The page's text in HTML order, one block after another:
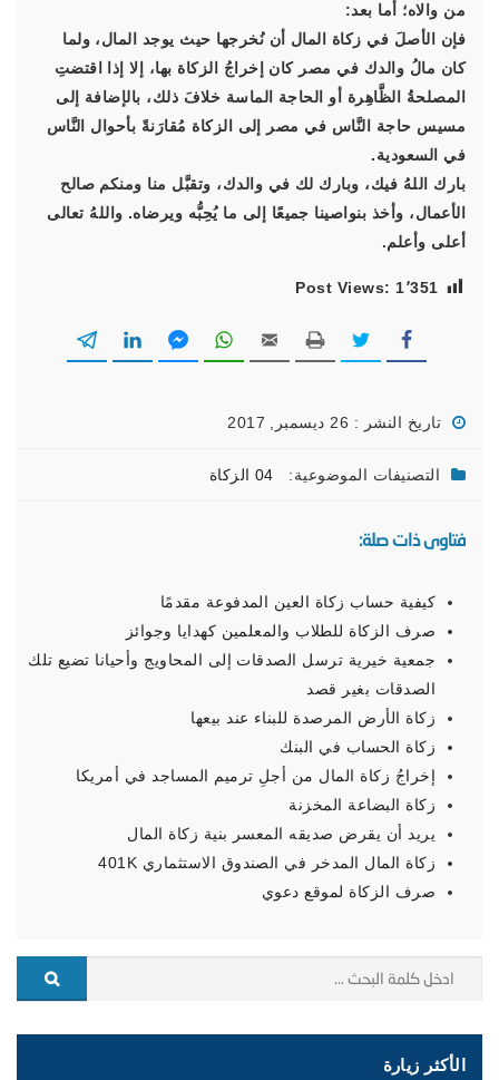
من والاه؛ أما بعد:
فإن الأصلَ في زكاة المال أن نُخرجها حيث يوجد المال، ولما
كان مالُ والدك في مصر كان إخراجُ الزكاة بها، إلا إذا اقتضتِ
المصلحةُ الظَّاهِرة أو الحاجة الماسة خلافَ ذلك، بالإضافة إلى
مسيس حاجة النَّاس في مصر إلى الزكاة مُقارَنةً بأحوال النَّاس
في السعودية.
بارك اللهُ فيك، وبارك لك في والدك، وتقبَّل منا ومنكم صالح
الأعمال، وأخذ بنواصينا جميعًا إلى ما يُحِبُّه ويرضاه. واللهُ تعالى
أعلى وأعلم.
Post Views: 1٬351
تاريخ النشر : 26 ديسمبر, 2017
التصنيفات الموضوعية: 04 الزكاة
فتاوى ذات صلة:
كيفية حساب زكاة العين المدفوعة مقدمًا
صرف الزكاة للطلاب والمعلمين كهدايا وجوائز
جمعية خيرية ترسل الصدقات إلى المحاويج وأحيانا تضيع تلك
الصدقات بغير قصد
زكاة الأرض المرصدة للبناء عند بيعها
زكاة الحساب في البنك
إخراجُ زكاة المال من أجلِ ترميم المساجد في أمريكا
زكاة البضاعة المخزنة
يريد أن يقرض صديقه المعسر بنية زكاة المال
زكاة المال المدخر في الصندوق الاستثماري 401K
صرف الزكاة لموقع دعوي
الأكثر زيارة